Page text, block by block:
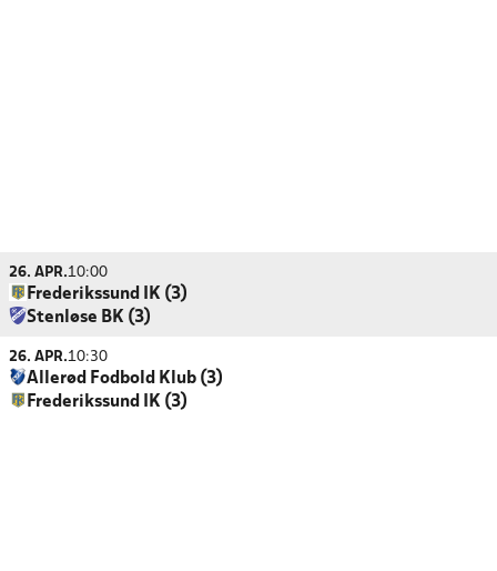
26. APR.10:00
Frederikssund IK (3)
Stenløse BK (3)
26. APR.10:30
Allerød Fodbold Klub (3)
Frederikssund IK (3)